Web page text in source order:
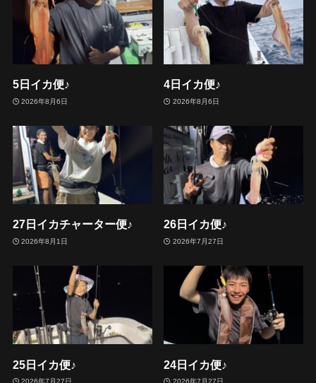
5日イカ便♪
2026年8月6日
4日イカ便♪
2026年8月6日
27日イカチャーター便♪
2026年8月1日
26日イカ便♪
2026年7月27日
25日イカ便♪
2026年7月27日
24日イカ便♪
2026年7月27日